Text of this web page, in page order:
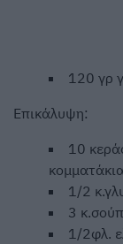
120 γρ
Επικάλυψη:
10
1/2
3
1/2φλ.